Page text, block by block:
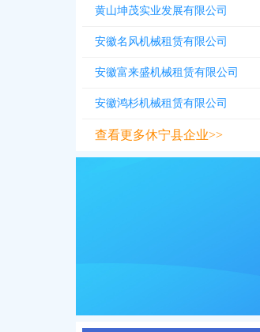
黄山坤茂实业发展有限公司
安徽名风机械租赁有限公司
安徽富来盛机械租赁有限公司
安徽鸿杉机械租赁有限公司
查看更多休宁县企业>>